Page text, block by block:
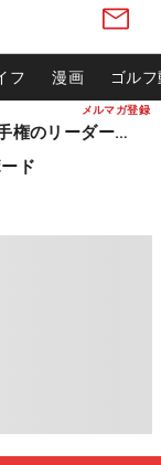
メルマガ登録
フ 漫画 ゴル
松山英樹ら出場 ウィンダム選手権のリーダーボード
ド